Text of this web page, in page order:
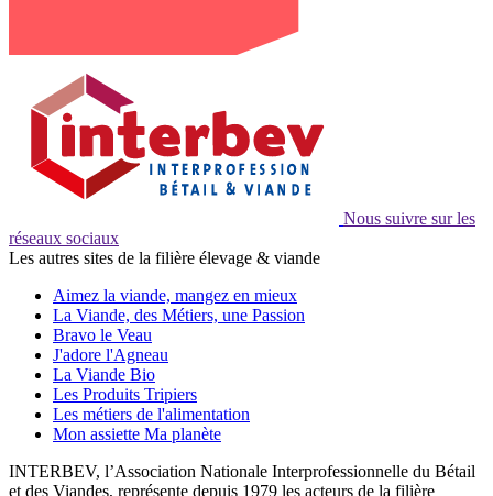
Nous suivre sur les
réseaux sociaux
Les autres sites de la filière élevage & viande
Aimez la viande, mangez en mieux
La Viande, des Métiers, une Passion
Bravo le Veau
J'adore l'Agneau
La Viande Bio
Les Produits Tripiers
Les métiers de l'alimentation
Mon assiette Ma planète
INTERBEV, l’Association Nationale Interprofessionnelle du Bétail
et des Viandes, représente depuis 1979 les acteurs de la filière